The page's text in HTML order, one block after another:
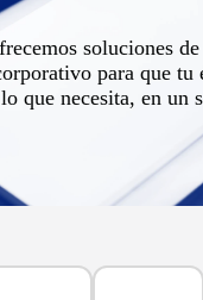
soluciones de
para que tu
que necesita, en un